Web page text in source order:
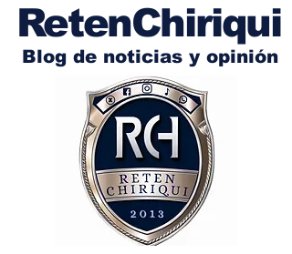
RetenChiriqui
Blog de noticias y opinión